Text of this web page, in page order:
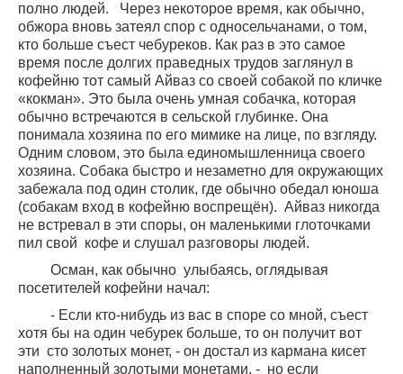
полно людей.
Через некоторое время, как обычно,
обжора вновь затеял спор с односельчанами, о том,
кто больше съест чебуреков. Как раз в это самое
время после долгих праведных трудов заглянул в
кофейню тот самый Айваз со своей собакой по кличке
«кокман». Это была очень умная собачка, которая
обычно встречаются в сельской глубинке. Она
понимала хозяина по его мимике на лице, по взгляду.
Одним словом, это была единомышленница своего
хозяина. Собака быстро и незаметно для окружающих
забежала под один столик, где обычно обедал юноша
(собакам вход в кофейню воспрещён). Айваз никогда
не встревал в эти споры, он маленькими глоточками
пил свой кофе и слушал разговоры людей.
Осман, как обычно улыбаясь, оглядывая
посетителей кофейни начал:
- Если кто-нибудь из вас в споре со мной, съест
хотя бы на один чебурек больше, то он получит вот
эти сто золотых монет, - он достал из кармана кисет
наполненный золотыми монетами, - но если